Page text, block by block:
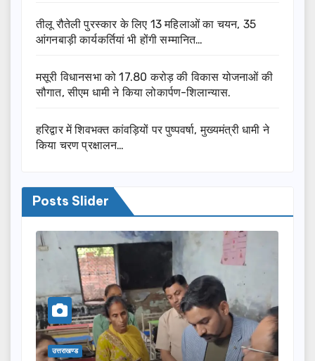
तीलू रौतेली पुरस्कार के लिए 13 महिलाओं का चयन, 35
आंगनबाड़ी कार्यकर्तियां भी होंगी सम्मानित…
मसूरी विधानसभा को 17.80 करोड़ की विकास योजनाओं की
सौगात, सीएम धामी ने किया लोकार्पण-शिलान्यास.
हरिद्वार में शिवभक्त कांवड़ियों पर पुष्पवर्षा, मुख्यमंत्री धामी ने
किया चरण प्रक्षालन…
Posts Slider
उत्तराखण्ड